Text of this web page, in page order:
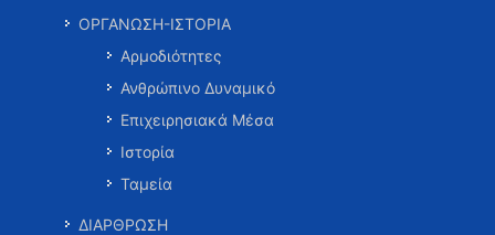
ΟΡΓΑΝΩΣΗ-ΙΣΤΟΡΙΑ
Αρμοδιότητες
Ανθρώπινο Δυναμικό
Επιχειρησιακά Μέσα
Ιστορία
Ταμεία
ΔΙΑΡΘΡΩΣΗ